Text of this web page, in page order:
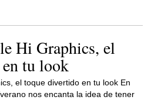
Hi Graphics, el
tu look
el toque divertido en tu look En
nos encanta la idea de tener